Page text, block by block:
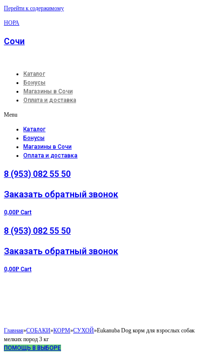
Перейти к содержимому
НОРА
Сочи
Каталог
Бонусы
Магазины в Сочи
Оплата и доставка
Menu
Каталог
Бонусы
Магазины в Сочи
Оплата и доставка
8 (953) 082 55 50
Заказать обратный звонок
0,00Р Cart
8 (953) 082 55 50
Заказать обратный звонок
0,00Р Cart
Главная»СОБАКИ»КОРМ»СУХОЙ»Eukanuba Dog корм для взрослых собак
мелких пород 3 кг
ПОМОЩЬ В ВЫБОРЕ